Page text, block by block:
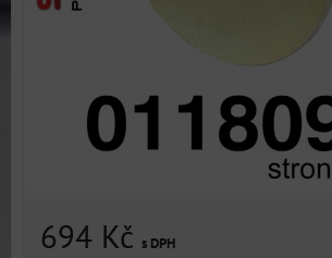
694 Kč s DPH